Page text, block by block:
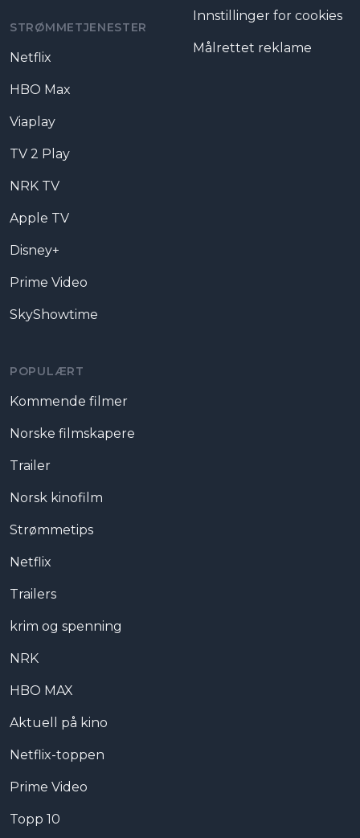
STRØMMETJENESTER
Netflix
HBO Max
Viaplay
TV 2 Play
NRK TV
Apple TV
Disney+
Prime Video
SkyShowtime
POPULÆRT
Kommende filmer
Norske filmskapere
Trailer
Norsk kinofilm
Strømmetips
Netflix
Trailers
krim og spenning
NRK
HBO MAX
Aktuell på kino
Netflix-toppen
Prime Video
Topp 10
Innstillinger for cookies
Målrettet reklame